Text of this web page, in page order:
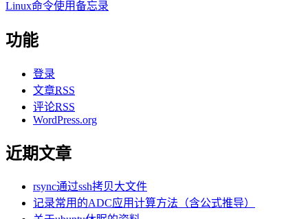
Linux命令使用备忘录
功能
登录
文章RSS
评论RSS
WordPress.org
近期文章
rsync通过ssh拷贝大文件
记录常用的ADC应用计算方法（含公式推导）